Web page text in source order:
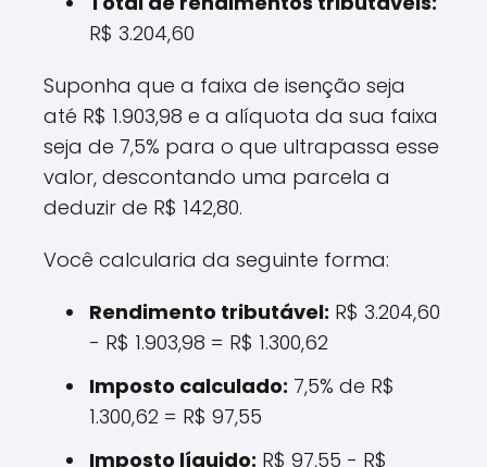
R$ 3.204,60
Suponha que a faixa de isenção seja
até R$ 1.903,98 e a alíquota da sua faixa
seja de 7,5% para o que ultrapassa esse
valor, descontando uma parcela a
deduzir de R$ 142,80.
Você calcularia da seguinte forma:
Rendimento tributável: R$ 3.204,60
- R$ 1.903,98 = R$ 1.300,62
Imposto calculado: 7,5% de R$
1.300,62 = R$ 97,55
Imposto líquido: R$ 97,55 - R$